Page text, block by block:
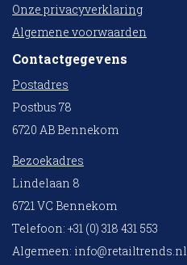
Onze privacyverklaring
Algemene voorwaarden
Contactgegevens
Postadres
Postbus 78
6720 AB Bennekom
Bezoekadres
Lindelaan 8
6721 VC Bennekom
Telefoon: +31 (0) 318 431 553
Algemeen: info@retailtrends.nl